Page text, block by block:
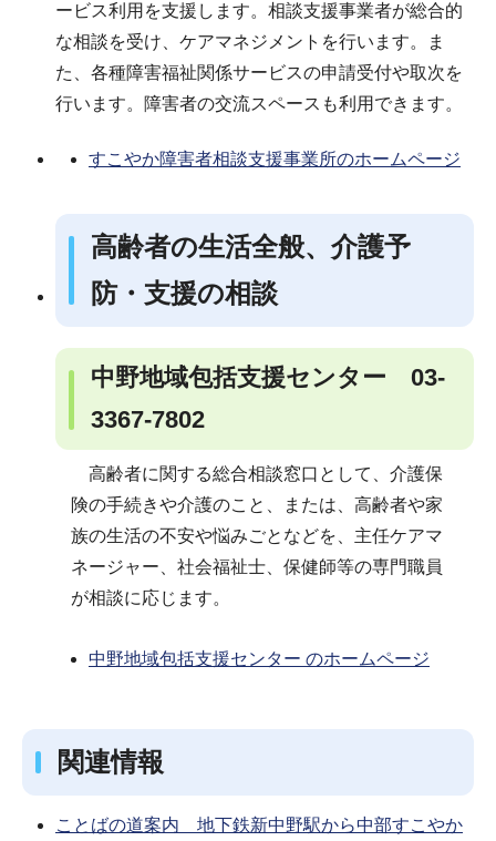
ービス利用を支援します。相談支援事業者が総合的
な相談を受け、ケアマネジメントを行います。ま
た、各種障害福祉関係サービスの申請受付や取次を
行います。障害者の交流スペースも利用できます。
すこやか障害者相談支援事業所のホームページ
高齢者の生活全般、介護予
防・支援の相談
中野地域包括支援センター 03-
3367-7802
高齢者に関する総合相談窓口として、介護保
険の手続きや介護のこと、または、高齢者や家
族の生活の不安や悩みごとなどを、主任ケアマ
ネージャー、社会福祉士、保健師等の専門職員
が相談に応じます。
中野地域包括支援センター のホームページ
関連情報
ことばの道案内 地下鉄新中野駅から中部すこやか